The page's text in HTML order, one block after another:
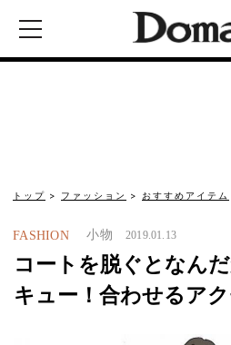
トップ ファッション おすすめアイテム
FASHION 小物 2019.01.13
コートを脱ぐとなん
キュー！合わせるア